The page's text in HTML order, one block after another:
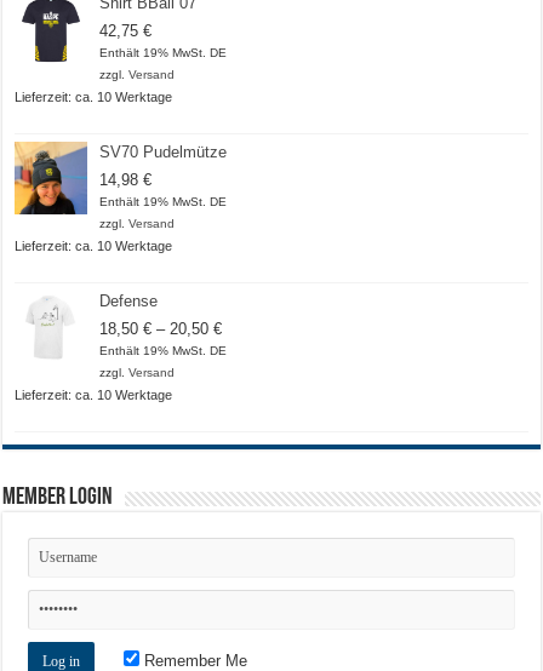
42,75€
Enthält 19% MwSt. DE
zzgl.Versand
Lieferzeit: ca. 10 Werktage
SV70 Pudelmütze
14,98€
Enthält 19% MwSt. DE
zzgl.Versand
Lieferzeit: ca. 10 Werktage
Defense
18,50€ – 20,50€Preisspanne:
18,50 €
Enthält 19% MwSt. DE
zzgl.Versand
Lieferzeit: ca. 10 Werktage
Member Login
Remember Me